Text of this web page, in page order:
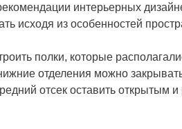
интерьерных
исходя из особенностей
полки, которые
отделения можно
отсек оставить открытым